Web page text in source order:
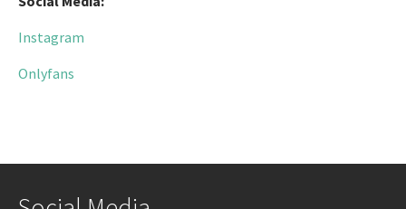
Instagram
Onlyfans